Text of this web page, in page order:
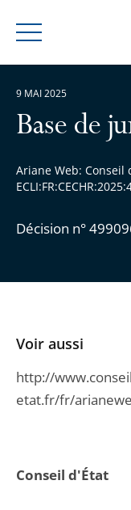
Menu
Base de
Ariane Web: Conseil
Décision n°
9 MAI 2025
Conseil d'État
Voir aussi
http://
etat.fr/fr/